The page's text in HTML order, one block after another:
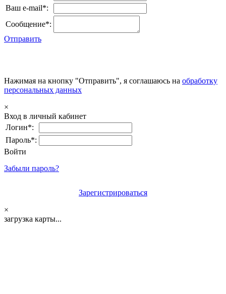
Ваш e-mail*:
Сообщение*:
Отправить
Нажимая на кнопку "Отправить", я соглашаюсь на обработку
персональных данных
×
Вход в личный кабинет
Логин*:
Пароль*:
Войти
Забыли пароль?
Зарегистрироваться
×
загрузка карты...